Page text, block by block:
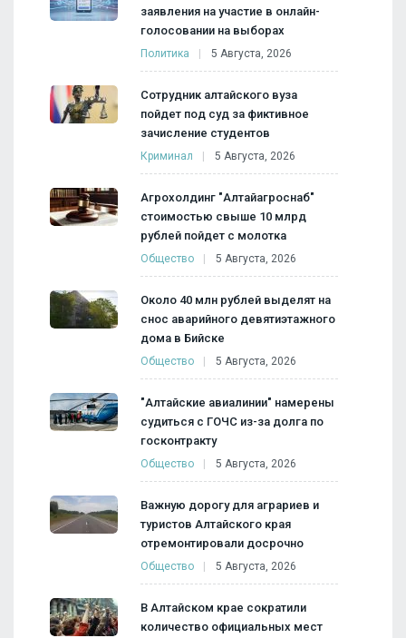
заявления на участие в онлайн-
голосовании на выборах
Политика 5 Августа, 2026
Сотрудник алтайского вуза
пойдет под суд за фиктивное
зачисление студентов
Криминал 5 Августа, 2026
Агрохолдинг "Алтайагроснаб"
стоимостью свыше 10 млрд
рублей пойдет с молотка
Общество 5 Августа, 2026
Около 40 млн рублей выделят на
снос аварийного девятиэтажного
дома в Бийске
Общество 5 Августа, 2026
"Алтайские авиалинии" намерены
судиться с ГОЧС из-за долга по
госконтракту
Общество 5 Августа, 2026
Важную дорогу для аграриев и
туристов Алтайского края
отремонтировали досрочно
Общество 5 Августа, 2026
В Алтайском крае сократили
количество официальных мест